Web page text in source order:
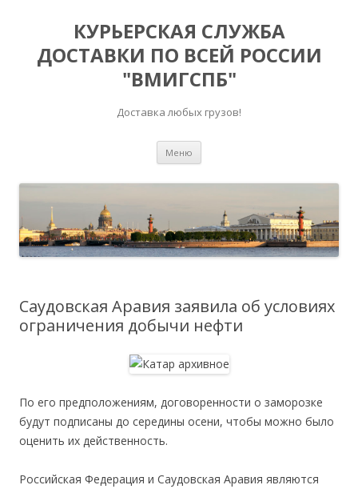
КУРЬЕРСКАЯ СЛУЖБА
ДОСТАВКИ ПО ВСЕЙ РОССИИ
"ВМИГСПБ"
Доставка любых грузов!
Меню
Саудовская Аравия заявила об условиях
ограничения добычи нефти
По его предположениям, договоренности о заморозке
будут подписаны до середины осени, чтобы можно было
оценить их действенность.
Российская Федерация и Саудовская Аравия являются